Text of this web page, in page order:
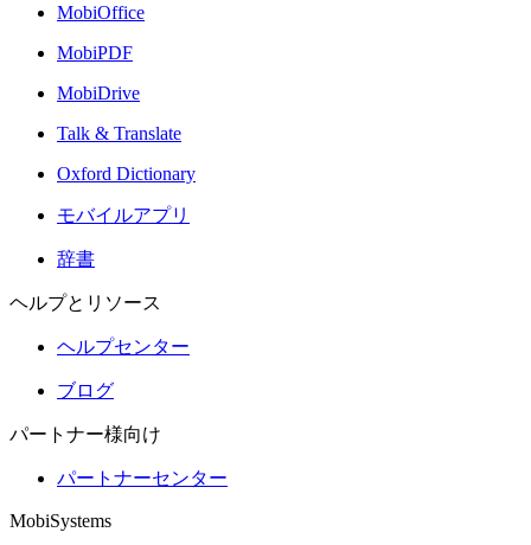
MobiOffice
MobiPDF
MobiDrive
Talk & Translate
Oxford Dictionary
モバイルアプリ
辞書
ヘルプとリソース
ヘルプセンター
ブログ
パートナー様向け
パートナーセンター
MobiSystems